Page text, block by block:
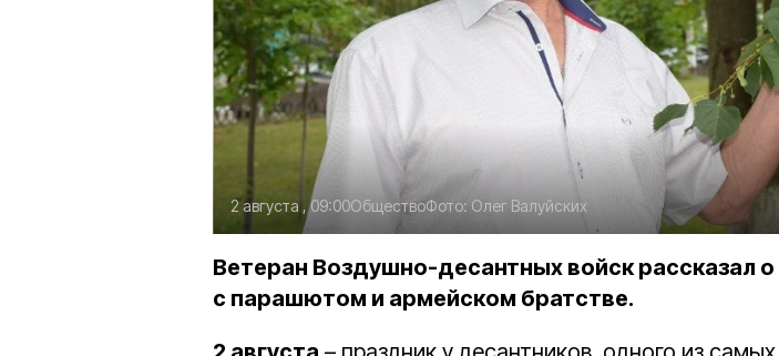
2 августа , 09:00ОбществоФото: Олег Валуйских
Ветеран Воздушно-десантных войск рассказал
с парашютом и армейском братстве.